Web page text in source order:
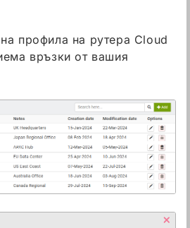
профила на рутера Cloud
връзки от вашия